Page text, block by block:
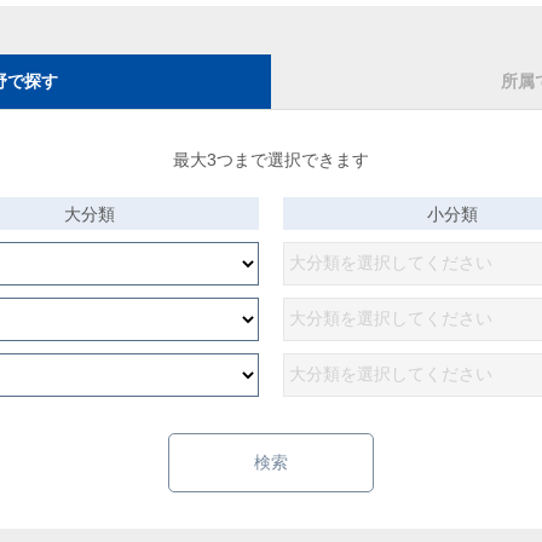
で探す 所属
最大3つまで選択できます
大分類 小分類
検索